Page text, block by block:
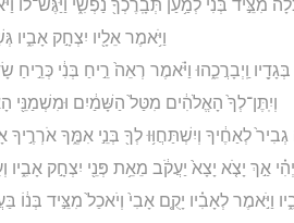
מִצֵּ֣יד בְּנִ֔י לְמַ֥עַן תְּבָֽרֶכְךָ֖ נַפְשִׁ֑י וַיַּגֶּשׁ־לוֹ֙
וַיֹּ֥אמֶר אֵלָ֖יו יִצְחָ֣ק אָבִ֑יו
בְּגָדָ֖יו וַֽיְבָרֲכֵ֑הוּ וַיֹּ֗אמֶר רְאֵה֙ רֵ֣יחַ בְּנִ֔י כְּרֵ֣יחַ
וְיִֽתֶּן־לְךָ֙ הָאֱלֹהִ֔ים מִטַּל֙ הַשָּׁמַ֔יִם וּמִשְׁמַנֵּ֖י
לְאַחֶ֔יךָ וְיִשְׁתַּחֲוּ֥וּ לְךָ֖ בְּנֵ֣י אִמֶּ֑ךָ אֹרְרֶ֣יךָ
אַ֣ךְ יָצֹ֤א יָצָא֙ יַעֲקֹ֔ב מֵאֵ֥ת פְּנֵ֖י יִצְחָ֣ק אָבִ֑יו
וַיֹּ֣אמֶר לְאָבִ֗יו יָקֻ֤ם אָבִי֙ וְיֹאכַל֙ מִצֵּ֣יד בְּנ֔וֹ